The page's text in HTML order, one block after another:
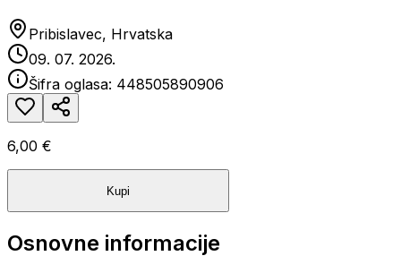
Pribislavec, Hrvatska
09. 07. 2026.
Šifra oglasa: 448505890906
6,00 €
Kupi
Osnovne informacije